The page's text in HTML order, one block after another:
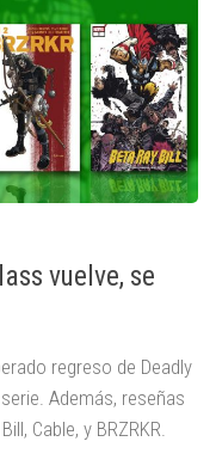
vuelve, se
regreso de Deadly
Además, reseñas
Cable, y BRZRKR.